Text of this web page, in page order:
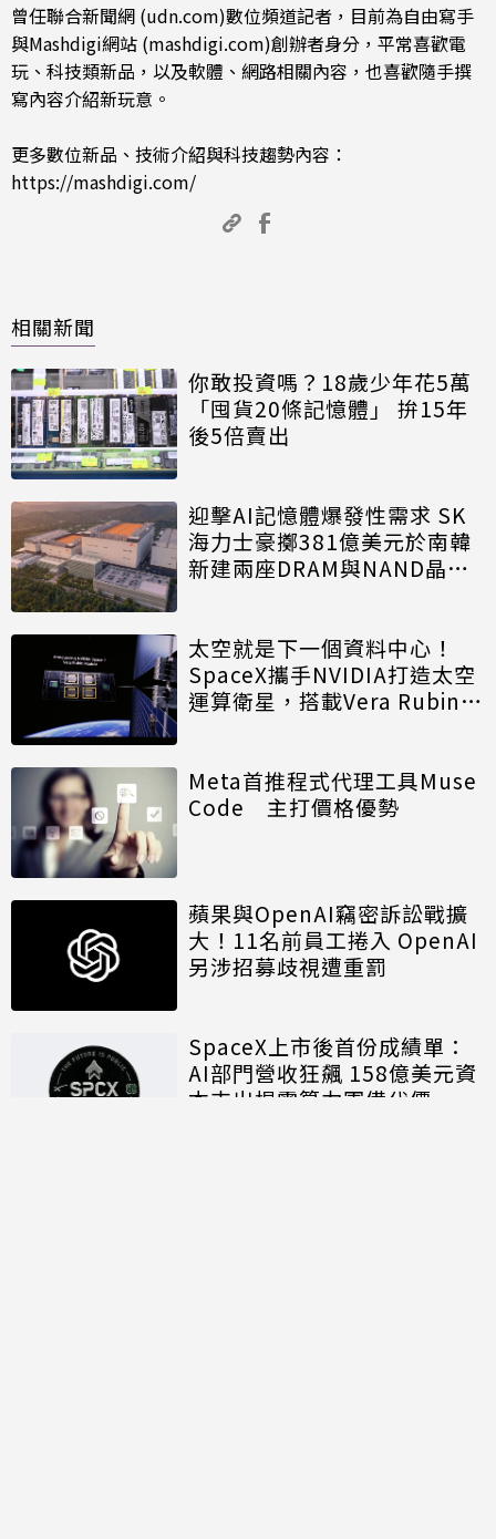
曾任聯合新聞網 (udn.com)數位頻道記者，目前為自由寫手
與Mashdigi網站 (mashdigi.com)創辦者身分，平常喜歡電
玩、科技類新品，以及軟體、網路相關內容，也喜歡隨手撰
寫內容介紹新玩意。
更多數位新品、技術介紹與科技趨勢內容：
https://mashdigi.com/
相關新聞
你敢投資嗎？18歲少年花5萬
「囤貨20條記憶體」 拚15年
後5倍賣出
迎擊AI記憶體爆發性需求 SK
海力士豪擲381億美元於南韓
新建兩座DRAM與NAND晶圓
太空就是下一個資料中心！
SpaceX攜手NVIDIA打造太空
運算衛星，搭載Vera Rubin運
Meta首推程式代理工具Muse
Code 主打價格優勢
蘋果與OpenAI竊密訴訟戰擴
大！11名前員工捲入 OpenAI
另涉招募歧視遭重罰
SpaceX上市後首份成績單：
AI部門營收狂飆 158億美元資
本支出揭露算力軍備代價